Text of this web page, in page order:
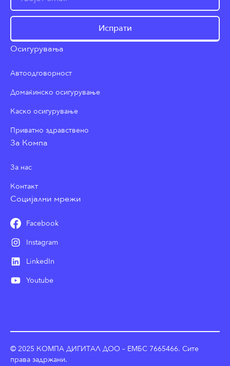
Испрати
Осигурувања
Автоодговорност
Домаќинско осигурување
Каско осигурување
Приватно здравствено
За Компа
За нас
Контакт
Социјални мрежи
Facebook
Instagram
LinkedIn
Youtube
© 2025 КОМПА ДИГИТАЛ ДОО – ЕМБС 7665466. Сите
права задржани.